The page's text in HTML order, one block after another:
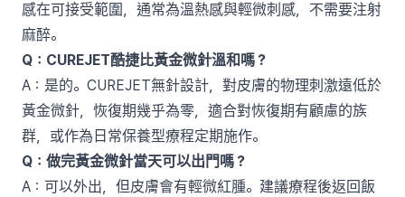
感在可接受範圍，通常為溫熱感與輕微刺感，不需要注射
麻醉。
Q：CUREJET酷捷比黃金微針溫和嗎？
A：是的。CUREJET無針設計，對皮膚的物理刺激遠低於
黃金微針，恢復期幾乎為零，適合對恢復期有顧慮的族
群，或作為日常保養型療程定期施作。
Q：做完黃金微針當天可以出門嗎？
A：可以外出，但皮膚會有輕微紅腫。建議療程後返回飯